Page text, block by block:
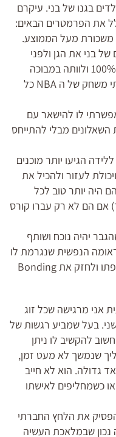
בגנו של בני. עיקרם
את הפרמטרים הבאים:
בני את הגן ולפני
היציאה לחופשה הענות האבות היתה 100% ולוותה במבוכה
ובהתקפי מצואיזם והצהרות "אני ראיתי משחק של ה NBA כל
לו להישאר עם
את השאלונים מבלי להתייחס
הגיעו יותר מוכנים
לעזור ולהכיל את
היה יותר טוב לכל
אם הם לא רק עברו קורס
יהיה נוכח ושותף
הנפשית שנגרמת לו
ולוא רק כדי לתת תמיכה לאישתו שותפתו ולחזק את Bonding
אני מרגישה שכל זוג
בעל שמביע רגשות של
להקשיב לו ניתן
שנמשך לא מעט זמן,
גדולה. הוא לא חייב
כשמחליפים לאישתו
את הלחץ החברתי
שבמלאכת העשיה